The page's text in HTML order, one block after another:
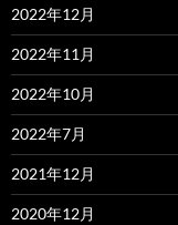
2022年12月
2022年11月
2022年10月
2022年7月
2021年12月
2020年12月